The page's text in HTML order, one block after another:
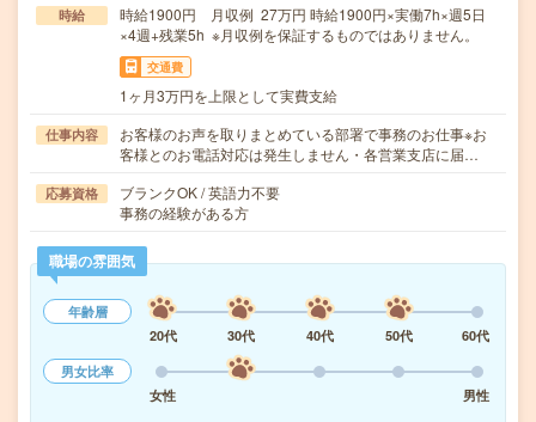
時給
時給1900円 月収例 27万円 時給1900円×実働7h×週5日
×4週+残業5h ※月収例を保証するものではありません。
交通費
1ヶ月3万円を上限として実費支給
仕事内容
お客様のお声を取りまとめている部署で事務のお仕事※お
客様とのお電話対応は発生しません・各営業支店に届…
応募資格
ブランクOK / 英語力不要
事務の経験がある方
職場の雰囲気
年齢層
20代
30代 40代 50代
60代
男女比率
女性
男性